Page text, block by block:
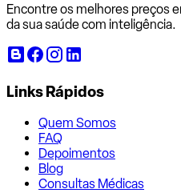
Encontre os melhores preços
da sua saúde com inteligência.
Links Rápidos
Quem Somos
FAQ
Depoimentos
Blog
Consultas Médicas